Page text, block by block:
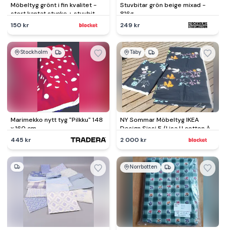
Möbeltyg grönt i fin kvalitet -
stort kantat stycke + stuvbit
150 kr
Stuvbitar grön beige mixad -
816g
249 kr
Stockholm
Marimekko nytt tyg "Pilkku" 148
x 160 cm
445 kr
Täby
NY Sommar Möbeltyg IKEA
Design Sissi E /Lisa U cotton år
2007
2 000 kr
Norrbotten